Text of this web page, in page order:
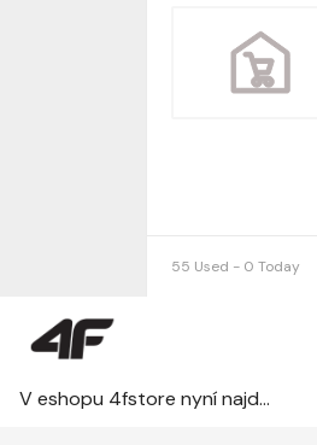
55 Used - 0 Today
V eshopu 4fstore nyní najdete slevy až do – 40% na vybrané pánkské oblečení a boty v akci.